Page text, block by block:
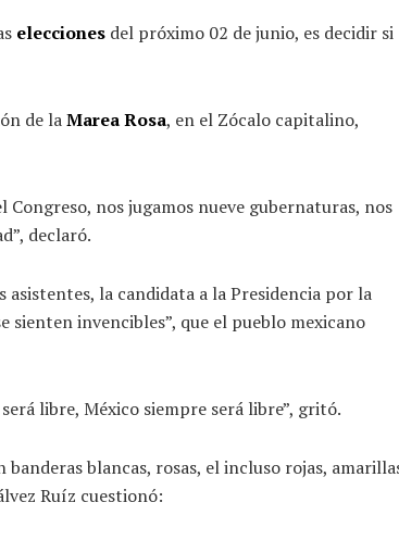
elecciones del próximo 02 de junio, es decidir si
de laMarea Rosa, en el Zócalo capitalino,
Congreso, nos jugamos nueve gubernaturas, nos
declaró.
la candidata a la Presidencia por la
sienten invencibles”, que el pueblo mexicano
libre, México siempre será libre”, gritó.
blancas, rosas, el incluso rojas,
Ruíz cuestionó: